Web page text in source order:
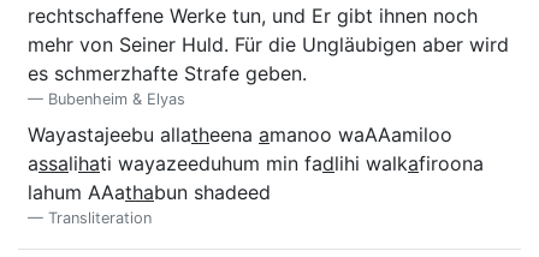
rechtschaffene Werke tun, und Er gibt ihnen noch
mehr von Seiner Huld. Für die Ungläubigen aber wird
es schmerzhafte Strafe geben.
Bubenheim & Elyas
Wayastajeebu allatheena amanoo waAAamiloo
assalihati wayazeeduhum min fadlihi walkafiroona
lahum AAathabun shadeed
Transliteration